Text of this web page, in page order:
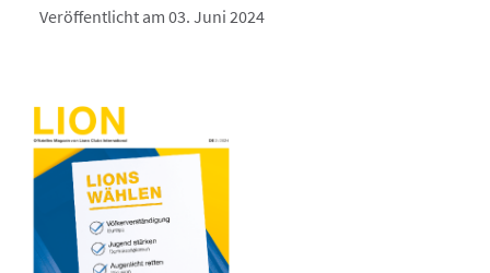
Veröffentlicht am 03. Juni 2024